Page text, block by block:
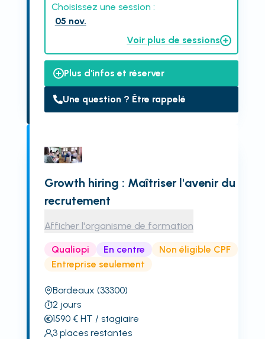
Choisissez une session :
05 nov.
Voir plus de sessions
Plus d'infos et réserver
Une question ? Être rappelé
Growth hiring : Maîtriser l'avenir du
recrutement
Afficher l'organisme de formation
Qualiopi En centre
Non éligible CPF
Entreprise seulement
Bordeaux (33300)
2 jours
1590€ HT / stagiaire
3 places restantes